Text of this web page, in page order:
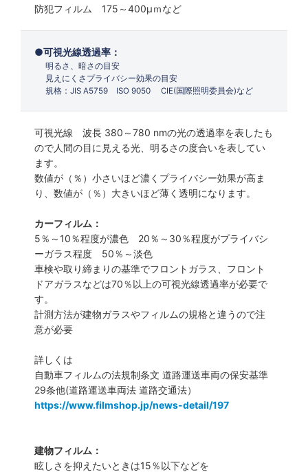
防犯フィルム 175～400µｍなど
可視光線透過率：
明るさ、暗さの目安
見えにくさプライバシー効果の目安
規格：JIS A5759 ISO 9050 CIE(国際照明委員会)など
可視光線 波長 380～780 nmの光の透過率を表したも
ので人間の目に見える光、明るさの度合いを表してい
ます。
数値が（％）小さいほど濃くプライバシー効果が高ま
り、数値が（％）大きいほど薄く透明になります。
カーフィルム：
5％～10％程度が濃色 20％～30％程度がプライバシ
ーガラス程度 50％～淡色
車検や取り締まりの基準でフロントガラス、フロント
ドアガラスなどは70％以上の可視光線透過率が必要で
す。
計測方法が建物ガラスやフィルムの規格と違うので注
意が必要
詳しくは
自動車フィルムの法規制条文 道路運送車両の保安基準
29条他(道路運送車両法 道路交通法）
https://www.filmshop.jp/news-detail/197
建物フィルム：
眩しさを抑えたいときは15％以下などを